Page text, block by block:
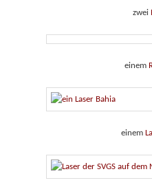
zwei
einem
einem